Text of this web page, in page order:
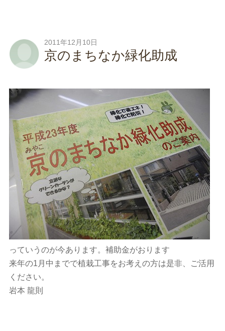
2011年12月10日
京のまちなか緑化助成
っていうのが今あります。補助金がおります
来年の1月中までで植栽工事をお考えの方は是非、ご活用
ください。
岩本 龍則